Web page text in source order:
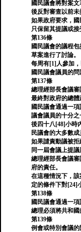
國民議會將對案
後反對審查以前未
如果政府要求，
只保留其提議或接
第136條
國民議會的議程
草案進行了討論。
每周有[1]人參加，
國民議會議員的
第137條
總理經部長會議
最終對政府的總體
國民議會通過一
議會議員的十分
後四十八[48]小時
民議會的大多數成
如果譴責動議被
同一屆會議上提議
總理經部長會議
府的責任。
在這種情況下，
定的條件下對[24]
第138條
國民議會通過一
總理必須將共和國
第139條
例會或特別會議